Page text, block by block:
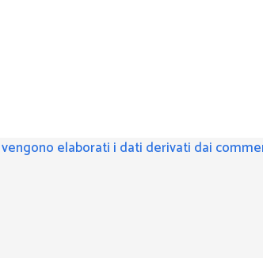
elaborati i dati derivati dai